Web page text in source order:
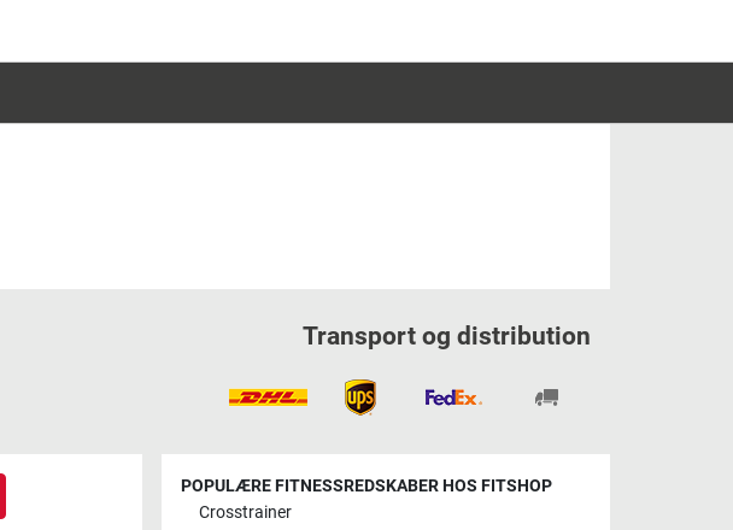
Transport og distribution
POPULÆRE FITNESSREDSKABER HOS FITSHOP
Crosstrainer